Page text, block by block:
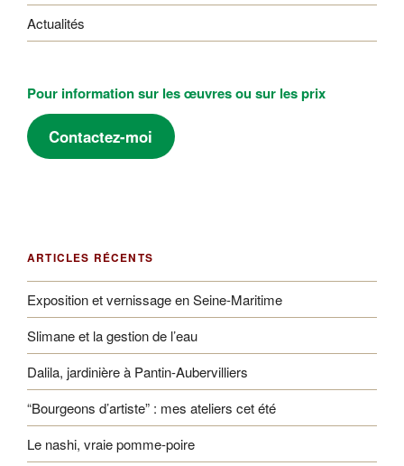
Actualités
Pour information sur les œuvres ou sur les prix
Contactez-moi
ARTICLES RÉCENTS
Exposition et vernissage en Seine-Maritime
Slimane et la gestion de l’eau
Dalila, jardinière à Pantin-Aubervilliers
“Bourgeons d’artiste” : mes ateliers cet été
Le nashi, vraie pomme-poire